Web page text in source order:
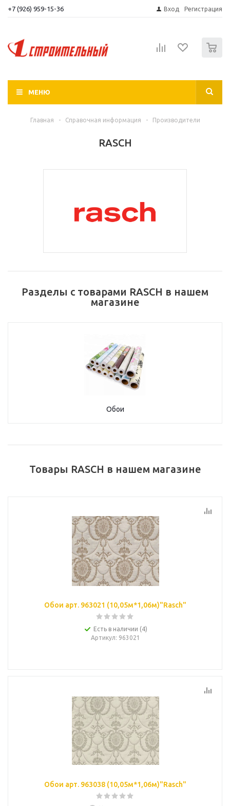
+7 (926) 959-15-36 Вход Регистрация
МЕНЮ
Главная - Справочная информация - Производители
RASCH
Разделы с товарами RASCH в нашем
магазине
Обои
Товары RASCH в нашем магазине
Обои арт. 963021 (10,05м*1,06м)"Rasch"
Есть в наличии (4)
Артикул: 963021
Обои арт. 963038 (10,05м*1,06м)"Rasch"